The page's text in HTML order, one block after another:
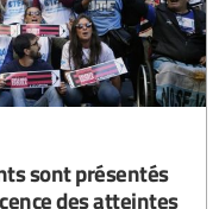
sont présentés
des atteintes